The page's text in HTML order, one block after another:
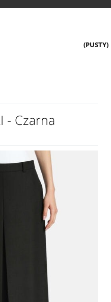
(PUSTY)
- Czarna